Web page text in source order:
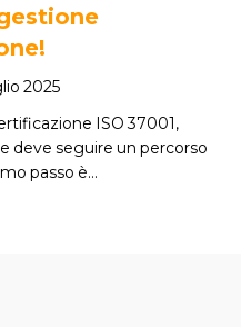
2025
ISO 37001,
deve seguire un percorso
passo è…